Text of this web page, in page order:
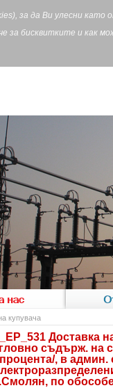
за да Ви улесни
за бисквитките и
нас
купувача
Доставка
съдърж. на
, в админ.
по